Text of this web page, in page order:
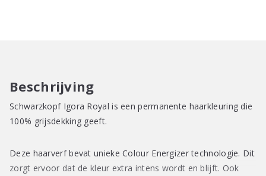
Beschrijving
Schwarzkopf Igora Royal is een permanente haarkleuring die
100% grijsdekking geeft.
Deze haarverf bevat unieke Colour Energizer technologie. Dit
zorgt ervoor dat de kleur extra intens wordt en blijft. Ook